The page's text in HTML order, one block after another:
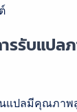
รรับแปล
นแปลมีคุณภา